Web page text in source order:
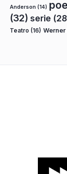
Anderson (14)
(32) serie
Teatro (16)